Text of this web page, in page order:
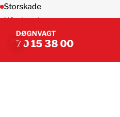
Storskade
Håndværkere
RED ALERT®
DØGNVAGT
70 15 38 00